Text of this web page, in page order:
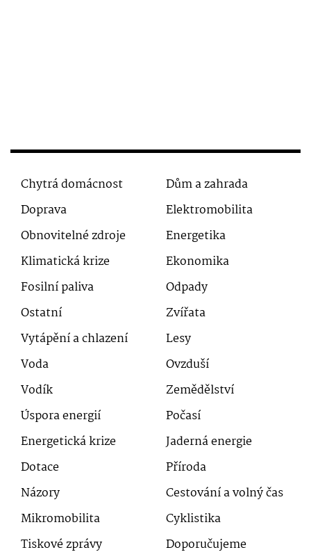
Chytrá domácnost
Dům a zahrada
Doprava
Elektromobilita
Obnovitelné zdroje
Energetika
Klimatická krize
Ekonomika
Fosilní paliva
Odpady
Ostatní
Zvířata
Vytápění a chlazení
Lesy
Voda
Ovzduší
Vodík
Zemědělství
Úspora energií
Počasí
Energetická krize
Jaderná energie
Dotace
Příroda
Názory
Cestování a volný čas
Mikromobilita
Cyklistika
Tiskové zprávy
Doporučujeme